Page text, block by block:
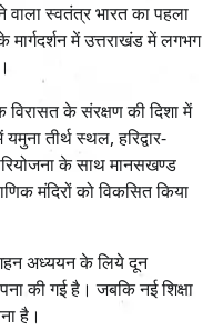
स्वतंत्र भारत का पहला
मार्गदर्शन में उत्तराखंड में लगभग
विरासत के संरक्षण की दिशा में
तीर्थ स्थल, हरिद्वार-
के साथ मानसखण्ड
मंदिरों को विकसित किया
अध्ययन के लिये दून
की गई है। जबकि नई शिक्षा
है।